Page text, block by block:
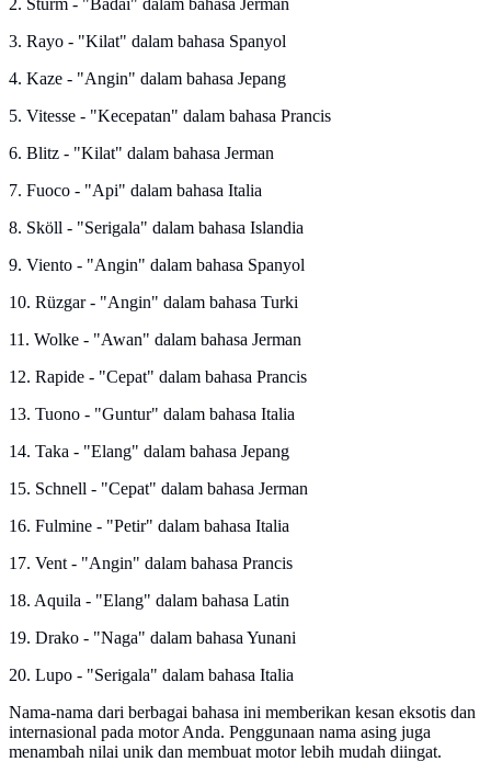
3. Rayo - "Kilat" dalam bahasa Spanyol
4. Kaze - "Angin" dalam bahasa Jepang
5. Vitesse - "Kecepatan" dalam bahasa Prancis
6. Blitz - "Kilat" dalam bahasa Jerman
7. Fuoco - "Api" dalam bahasa Italia
8. Sköll - "Serigala" dalam bahasa Islandia
9. Viento - "Angin" dalam bahasa Spanyol
10. Rüzgar - "Angin" dalam bahasa Turki
11. Wolke - "Awan" dalam bahasa Jerman
12. Rapide - "Cepat" dalam bahasa Prancis
13. Tuono - "Guntur" dalam bahasa Italia
14. Taka - "Elang" dalam bahasa Jepang
15. Schnell - "Cepat" dalam bahasa Jerman
16. Fulmine - "Petir" dalam bahasa Italia
17. Vent - "Angin" dalam bahasa Prancis
18. Aquila - "Elang" dalam bahasa Latin
19. Drako - "Naga" dalam bahasa Yunani
20. Lupo - "Serigala" dalam bahasa Italia
Nama-nama dari berbagai bahasa ini memberikan kesan eksotis dan
internasional pada motor Anda. Penggunaan nama asing juga
menambah nilai unik dan membuat motor lebih mudah diingat.